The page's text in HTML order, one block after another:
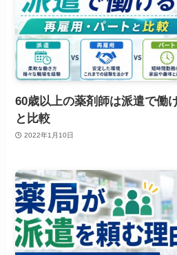
60歳以上の薬剤師は派遣で働
と比較
2022年1月10日